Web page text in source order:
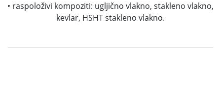
• raspoloživi kompoziti: ugljično vlakno, stakleno vlakno,
kevlar, HSHT stakleno vlakno.